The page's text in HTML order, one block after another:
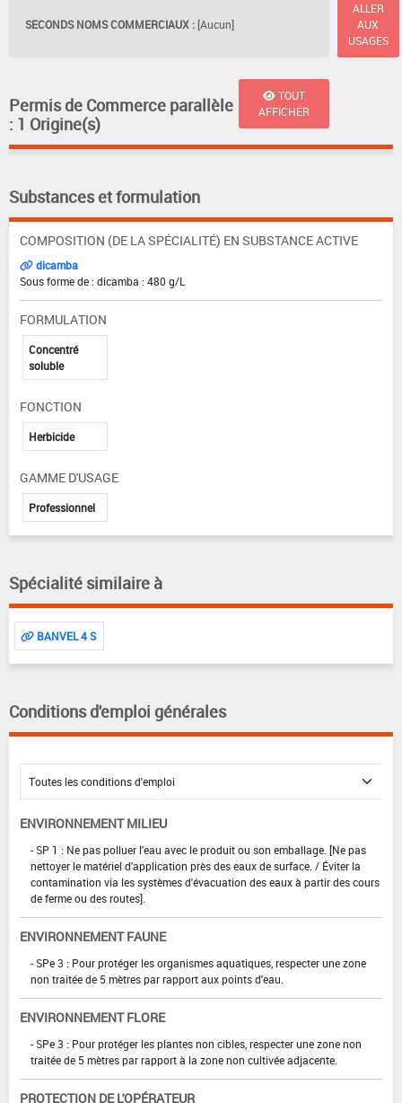
SECONDS NOMS COMMERCIAUX : [Aucun]
ALLER
AUX
USAGES
Permis de Commerce parallèle
: 1 Origine(s)
TOUT
AFFICHER
Substances et formulation
COMPOSITION (DE LA SPÉCIALITÉ) EN SUBSTANCE ACTIVE
dicamba
Sous forme de : dicamba : 480 g/L
FORMULATION
Concentré
soluble
FONCTION
Herbicide
GAMME D'USAGE
Professionnel
Spécialité similaire à
BANVEL 4 S
Conditions d'emploi générales
ENVIRONNEMENT MILIEU
- SP 1 : Ne pas polluer l'eau avec le produit ou son emballage. [Ne pas
nettoyer le matériel d'application près des eaux de surface. / Éviter la
contamination via les systèmes d'évacuation des eaux à partir des cours
de ferme ou des routes].
ENVIRONNEMENT FAUNE
- SPe 3 : Pour protéger les organismes aquatiques, respecter une zone
non traitée de 5 mètres par rapport aux points d'eau.
ENVIRONNEMENT FLORE
- SPe 3 : Pour protéger les plantes non cibles, respecter une zone non
traitée de 5 mètres par rapport à la zone non cultivée adjacente.
PROTECTION DE L'OPÉRATEUR